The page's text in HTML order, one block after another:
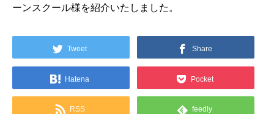
ーンスクール様を紹介いたしました。
Tweet Share
Hatena Pocket
RSS feedly